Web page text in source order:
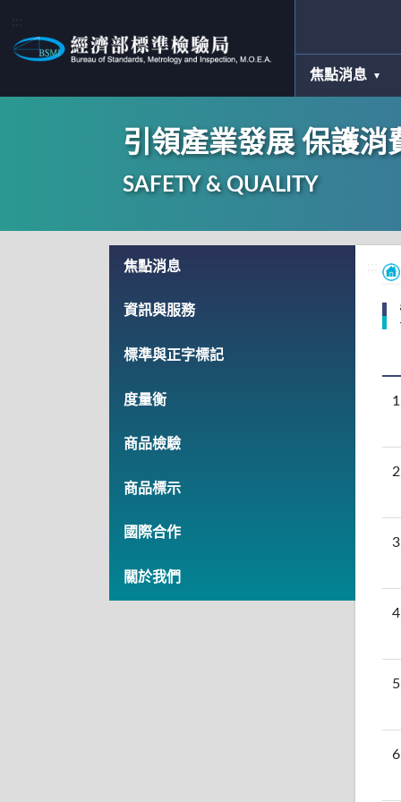
焦點消息
引領產業發展 保護消
SAFETY & QUALITY
焦點消息
資訊與服務
標準與正字標記
度量衡
商品檢驗
商品標示
國際合作
關於我們
1
2
3
4
5
6